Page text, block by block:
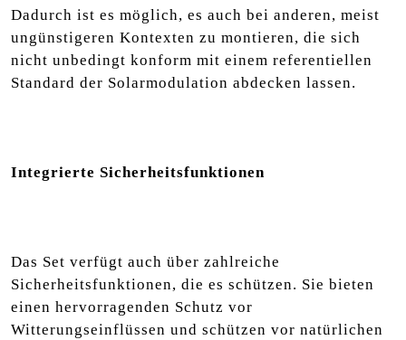
Dadurch ist es möglich, es auch bei anderen, meist
ungünstigeren Kontexten zu montieren, die sich
nicht unbedingt konform mit einem referentiellen
Standard der Solarmodulation abdecken lassen.
Integrierte Sicherheitsfunktionen
Das Set verfügt auch über zahlreiche
Sicherheitsfunktionen, die es schützen. Sie bieten
einen hervorragenden Schutz vor
Witterungseinflüssen und schützen vor natürlichen